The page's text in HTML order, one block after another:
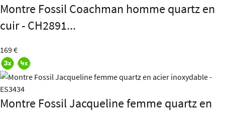
Montre Fossil Coachman homme quartz en
cuir - CH2891...
169 €
Montre Fossil Jacqueline femme quartz en